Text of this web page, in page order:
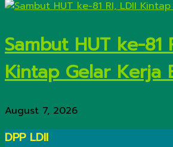
Sambut HUT ke-81
Kintap Gelar Kerja
August 7, 2026
DPP LDII